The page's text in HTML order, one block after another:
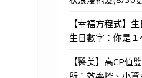
【幸福方程式】
生日數字：你是
【醫美】高CP值
所：效率控、小